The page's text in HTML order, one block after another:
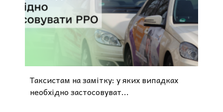
Таксистам на замітку: у яких випадках
необхідно застосовуват...